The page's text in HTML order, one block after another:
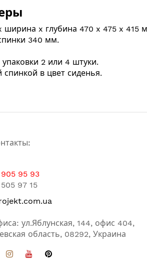
ширина x глубина 470 x 475 x 415
340 мм.
2 или 4 штуки.
спинкой в цвет сиденья.
95 93
97 15
ул.Яблунская, 144, офис 404,
область, 08292, Украина